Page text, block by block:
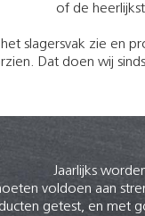
of de
slagersvak zie en
Dat doen wij
Jaarlijks
voldoen aan
getest, en met